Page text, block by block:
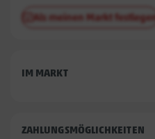
Als meinen Markt festlegen
IM MARKT
ZAHLUNGSMÖGLICHKEITEN